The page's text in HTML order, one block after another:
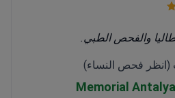
والفحص الطبي.
(انظر فحص النساء)
Memorial